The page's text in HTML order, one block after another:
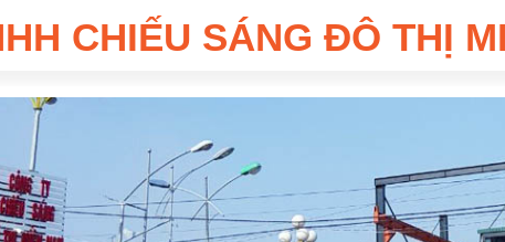
CHIẾU SÁNG ĐÔ THỊ